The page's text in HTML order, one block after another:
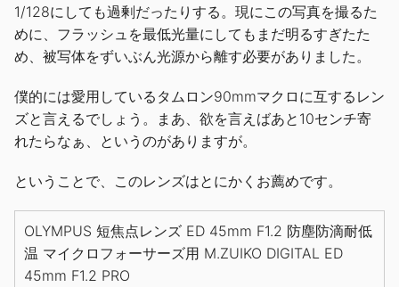
1/128にしても過剰だったりする。現にこの写真を撮るた
めに、フラッシュを最低光量にしてもまだ明るすぎたた
め、被写体をずいぶん光源から離す必要がありました。
僕的には愛用しているタムロン90mmマクロに互するレン
ズと言えるでしょう。まあ、欲を言えばあと10センチ寄
れたらなぁ、というのがありますが。
ということで、このレンズはとにかくお薦めです。
OLYMPUS 短焦点レンズ ED 45mm F1.2 防塵防滴耐低
温 マイクロフォーサーズ用 M.ZUIKO DIGITAL ED
45mm F1.2 PRO